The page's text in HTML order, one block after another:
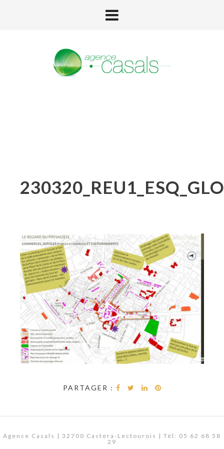
PARTAGER :
Agence Casals | 32700 Castera-Lectourois | Tél: 05 62 68 58
29